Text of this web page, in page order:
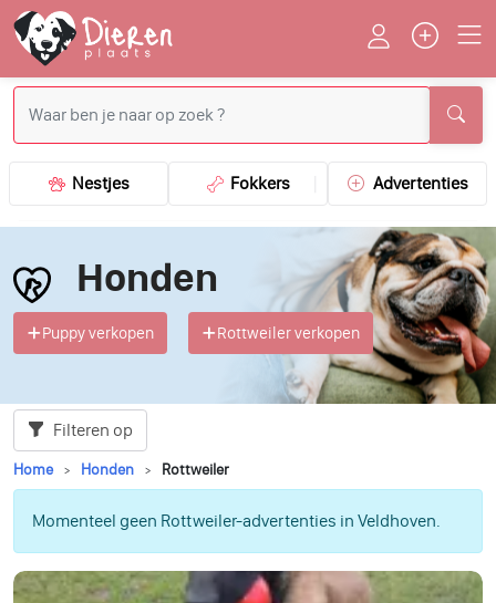
Nestjes Fokkers Advertenties
Honden
Puppy verkopen Rottweiler verkopen
Filteren op
Home Honden Rottweiler
Momenteel geen Rottweiler-advertenties in Veldhoven.